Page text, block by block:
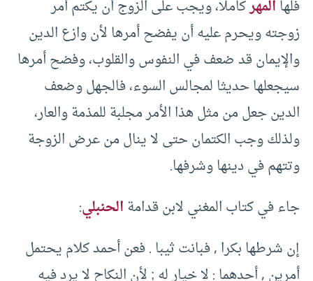
فلهاالمهركاملا، ويجب على الزوج أن يكتم أمر
زوجته ويحرم عليه أن يفضح أمرها لأن وازع الدين
والإيمان قد ضعف في النفوس والقلوب، وفضح أمرها
سيجعلها حديثا لمجالس السوء، فالجهل وضعف
الدين جعل من مثل هذا الأمر مجلبة للمذمة والعار،
ولذلك وجب الكتمان حتى لا ينال من عرض الزوجة
وتتهم في دينها وشرفها.
جاء في كتاب المغني لابن قدامةالحنبلي:
إن شرطها بكرا , فبانت ثيبا . فعن أحمد كلام يحتمل
أمرين , أحدهما : لا خيار له ; لأن النكاح لا يرد فيه